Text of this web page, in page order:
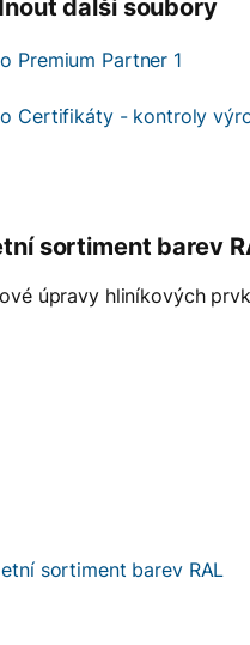
další soubory
Premium Partner 1
Certifikáty - kontroly
sortiment barev
sortiment barev RAL